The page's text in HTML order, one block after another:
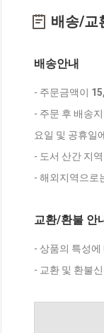
배송/교
배송안내
- 주문금액이
- 주문 후 배송
요일 및 공휴일
- 도서 산간 지
- 해외지역으로
교환/환불 안
- 상품의 특성
- 교환 및 환불